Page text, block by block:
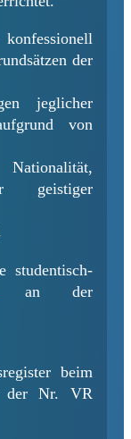
der
jeglicher
von
geistiger
studentisch-
an der
beim
der Nr. VR